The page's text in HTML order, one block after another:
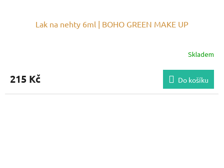
Lak na nehty 6ml | BOHO GREEN MAKE UP
Skladem
215 Kč Do košíku